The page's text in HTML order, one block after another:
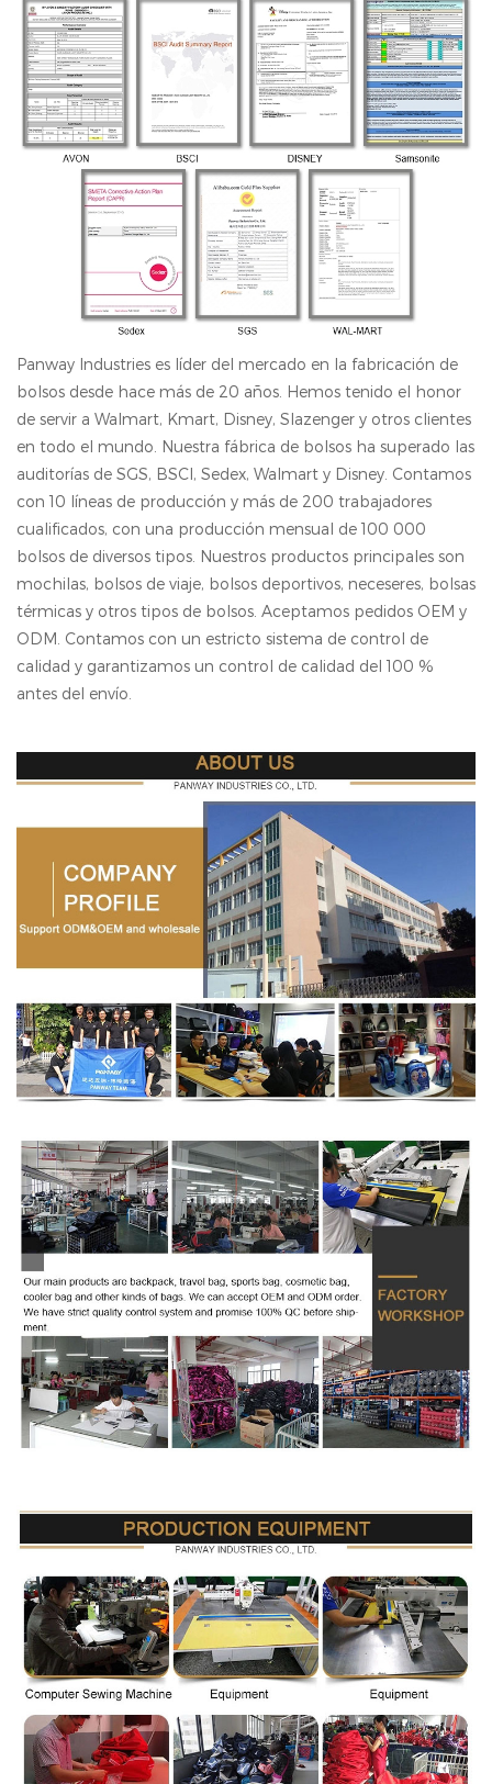
Panway Industries es líder del mercado en la fabricación de
bolsos desde hace más de 20 años. Hemos tenido el honor
de servir a Walmart, Kmart, Disney, Slazenger y otros clientes
en todo el mundo. Nuestra fábrica de bolsos ha superado las
auditorías de SGS, BSCl, Sedex, Walmart y Disney. Contamos
con 10 líneas de producción y más de 200 trabajadores
cualificados, con una producción mensual de 100 000
bolsos de diversos tipos. Nuestros productos principales son
mochilas, bolsos de viaje, bolsos deportivos, neceseres, bolsas
térmicas y otros tipos de bolsos. Aceptamos pedidos OEM y
ODM. Contamos con un estricto sistema de control de
calidad y garantizamos un control de calidad del 100 %
antes del envío.